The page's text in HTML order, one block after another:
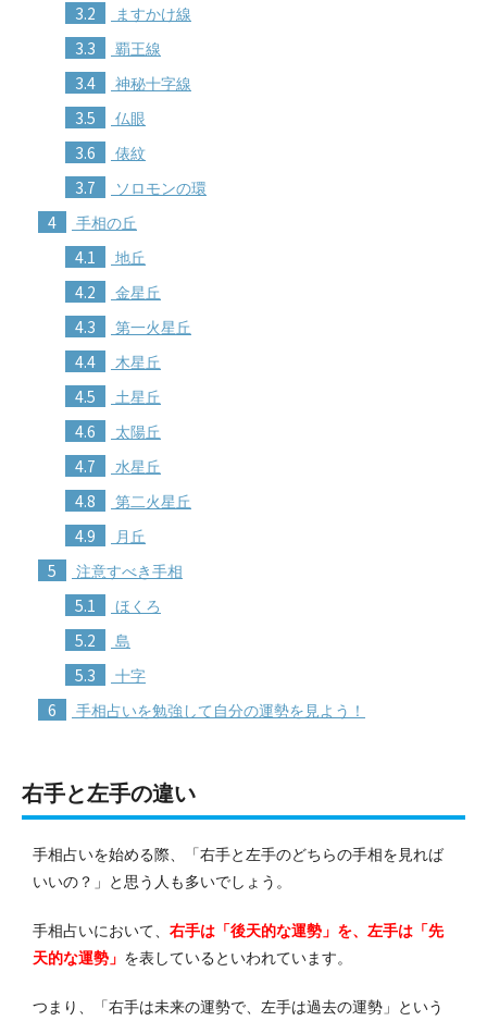
3.2 ますかけ線
3.3 覇王線
3.4 神秘十字線
3.5 仏眼
3.6 俵紋
3.7 ソロモンの環
4 手相の丘
4.1 地丘
4.2 金星丘
4.3 第一火星丘
4.4 木星丘
4.5 土星丘
4.6 太陽丘
4.7 水星丘
4.8 第二火星丘
4.9 月丘
5 注意すべき手相
5.1 ほくろ
5.2 島
5.3 十字
6 手相占いを勉強して自分の運勢を見よう！
右手と左手の違い
手相占いを始める際、「右手と左手のどちらの手相を見れば
いいの？」と思う人も多いでしょう。
手相占いにおいて、 右手は「後天的な運勢」を、左手は「先
天的な運勢」 を表しているといわれています。
つまり、「右手は未来の運勢で、左手は過去の運勢」という